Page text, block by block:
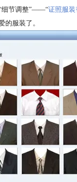
细节调整”——“证照服装
的服装了。